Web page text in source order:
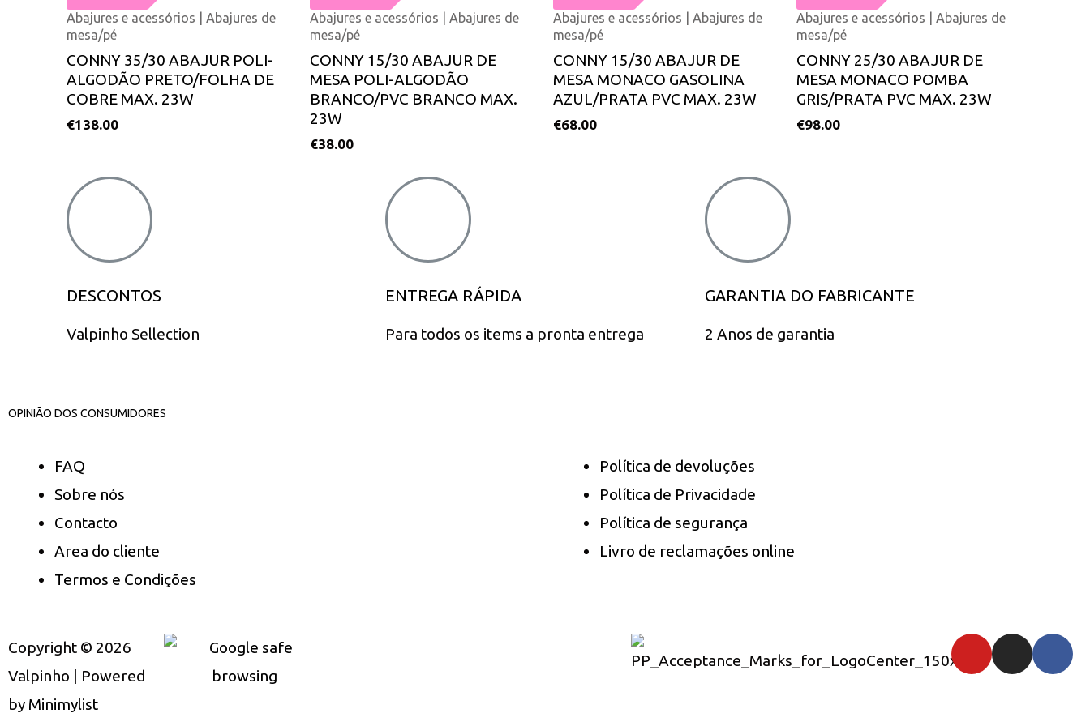
Abajures e acessórios | Abajures de
mesa/pé
CONNY 35/30 ABAJUR POLI-
ALGODÃO PRETO/FOLHA DE
COBRE MAX. 23W
€138.00
Abajures e acessórios | Abajures de
mesa/pé
CONNY 15/30 ABAJUR DE
MESA POLI-ALGODÃO
BRANCO/PVC BRANCO MAX.
23W
€38.00
Abajures e acessórios | Abajures de
mesa/pé
CONNY 15/30 ABAJUR DE
MESA MONACO GASOLINA
AZUL/PRATA PVC MAX. 23W
€68.00
Abajures e acessórios | Abajures de
mesa/pé
CONNY 25/30 ABAJUR DE
MESA MONACO POMBA
GRIS/PRATA PVC MAX. 23W
€98.00
DESCONTOS
Valpinho Sellection
ENTREGA RÁPIDA
Para todos os items a pronta entrega
GARANTIA DO FABRICANTE
2 Anos de garantia
OPINIÃO DOS CONSUMIDORES
FAQ
Sobre nós
Contacto
Area do cliente
Termos e Condições
Política de devoluções
Política de Privacidade
Política de segurança
Livro de reclamações online
Copyright © 2026
Valpinho | Powered
by Minimylist